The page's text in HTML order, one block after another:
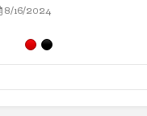
8/16/2024